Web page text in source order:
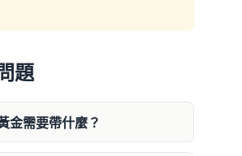
題
金需要帶什麼？